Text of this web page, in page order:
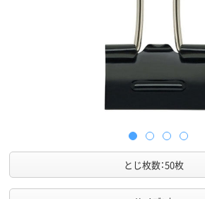
とじ枚数：50枚